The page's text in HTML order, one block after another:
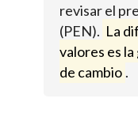
revisar el
(PEN). La
valores es
de cambio .